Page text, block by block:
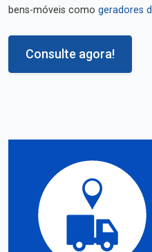
bens-móveis como geradores
Consulte agora!